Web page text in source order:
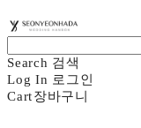
Search 검색
Log In 로그인
Cart장바구니